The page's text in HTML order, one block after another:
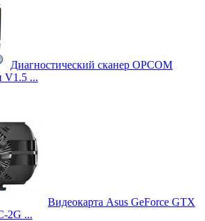
Диагностический сканер OPCOM
V1.5 ...
Видеокарта Asus GeForce GTX
2G ...